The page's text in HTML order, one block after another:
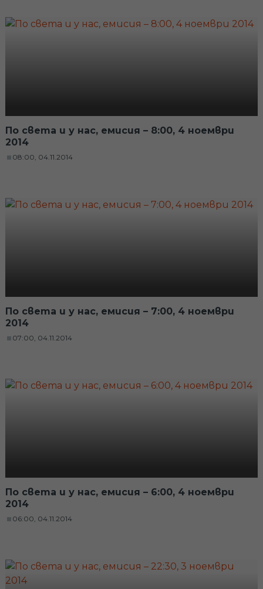
По света и у нас, емисия – 8:00, 4 ноември
2014
08:00, 04.11.2014
По света и у нас, емисия – 7:00, 4 ноември
2014
07:00, 04.11.2014
По света и у нас, емисия – 6:00, 4 ноември
2014
06:00, 04.11.2014